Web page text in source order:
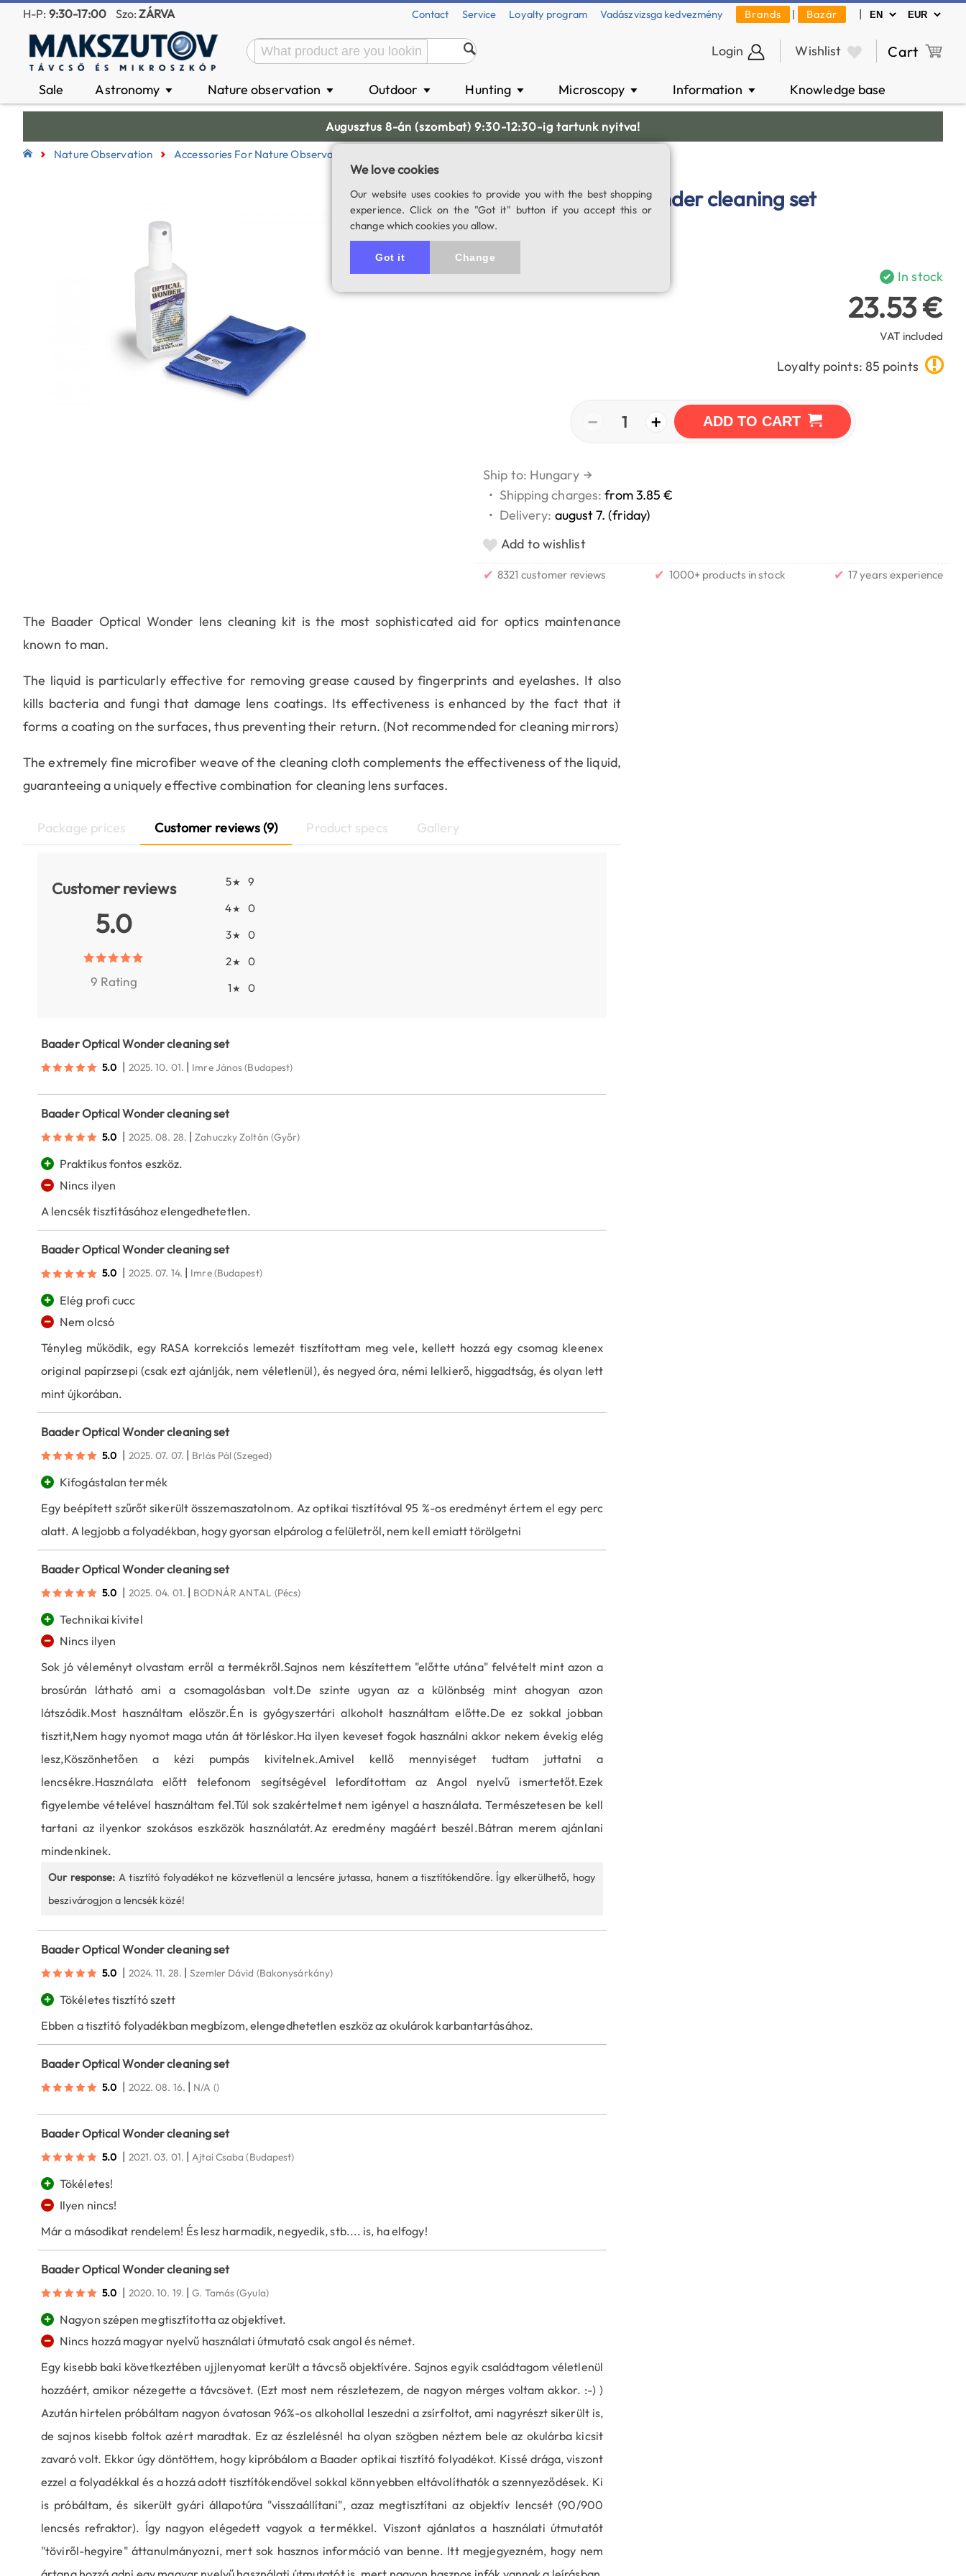
H-P: 9:30-17:00 Szo:ZÁRVA Contact Service Loyalty program Vadászvizsga kedvezmény Brands | Bazár |
Login Wishlist Cart
Sale Astronomy ▼ Nature observation ▼ Outdoor ▼ Hunting ▼ Microscopy ▼ Information ▼ Knowledge base
Augusztus 8-án (szombat) 9:30-12:30-ig tartunk nyitva!
Nature Observation Accessories For Nature Observation
Baader Optical Wonder cleaning set
SKU: 03163
In stock
23.53 €
VAT included
Loyalty points: 85 points
− 1 + ADD TO CART
Ship to: Hungary →
• Shipping charges:from 3.85 €
• Delivery: august 7. (friday)
Add to wishlist
✔ 8321 customer reviews ✔ 1000+ products in stock ✔ 17 years experience
The Baader Optical Wonder lens cleaning kit is the most sophisticated aid for optics maintenance
known to man.
The liquid is particularly effective for removing grease caused by fingerprints and eyelashes. It also
kills bacteria and fungi that damage lens coatings. Its effectiveness is enhanced by the fact that it
forms a coating on the surfaces, thus preventing their return. (Not recommended for cleaning mirrors)
The extremely fine microfiber weave of the cleaning cloth complements the effectiveness of the liquid,
guaranteeing a uniquely effective combination for cleaning lens surfaces.
Package prices Customer reviews (9) Product specs Gallery
Customer reviews
5.0
9 Rating
5★
9
4★
0
3★
0
2★
0
1★ 0
Baader Optical Wonder cleaning set
5.0 | 2025. 10. 01. | Imre János(Budapest)
Baader Optical Wonder cleaning set
5.0 | 2025. 08. 28. |Zahuczky Zoltán (Győr)
+ Praktikus fontos eszköz.
−
Nincs ilyen
A lencsék tisztításához elengedhetetlen.
Baader Optical Wonder cleaning set
5.0 | 2025. 07. 14. | Imre(Budapest)
+ Elég profi cucc
−
Nem olcsó
Tényleg működik, egy RASA korrekciós lemezét tisztítottam meg vele, kellett hozzá egy csomag kleenex
original papírzsepi (csak ezt ajánlják, nem véletlenül), és negyed óra, némi lelkierő, higgadtság, és olyan lett
mint újkorában.
Baader Optical Wonder cleaning set
5.0 | 2025. 07. 07. | Brlás Pál (Szeged)
+
Kifogástalan termék
Egy beépített szűrőt sikerült összemaszatolnom. Az optikai tisztítóval 95 %-os eredményt értem el egy perc
alatt. A legjobb a folyadékban, hogy gyorsan elpárolog a felületről, nem kell emiatt törölgetni
Baader Optical Wonder cleaning set
5.0 | 2025. 04. 01. | BODNÁR ANTAL (Pécs)
+ Technikai kívitel
−
Nincs ilyen
Sok jó véleményt olvastam erről a termékről.Sajnos nem készítettem "előtte utána" felvételt mint azon a
brosúrán látható ami a csomagolásban volt.De szinte ugyan az a különbség mint ahogyan azon
látszódik.Most használtam először.Én is gyógyszertári alkoholt használtam előtte.De ez sokkal jobban
tisztit,Nem hagy nyomot maga után át törléskor.Ha ilyen keveset fogok használni akkor nekem évekig elég
lesz,Köszönhetően a kézi pumpás kivitelnek.Amivel kellő mennyiséget tudtam juttatni a
lencsékre.Használata előtt telefonom segítségével lefordítottam az Angol nyelvű ismertetőt.Ezek
figyelembe vételével használtam fel.Túl sok szakértelmet nem igényel a használata. Természetesen be kell
tartani az ilyenkor szokásos eszközök használatát.Az eredmény magáért beszél.Bátran merem ajánlani
mindenkinek.
Our response: A tisztító folyadékot ne közvetlenül a lencsére jutassa, hanem a tisztítókendőre. Így elkerülhető, hogy
beszivárogjon a lencsék közé!
Baader Optical Wonder cleaning set
5.0 | 2024. 11. 28. |Szemler Dávid (Bakonysárkány)
+ Tökéletes tisztító szett
Ebben a tisztító folyadékban megbízom, elengedhetetlen eszköz az okulárok karbantartásához.
Baader Optical Wonder cleaning set
5.0 | 2022. 08. 16. | N/A ()
Baader Optical Wonder cleaning set
5.0 | 2021. 03. 01. |Ajtai Csaba (Budapest)
+ Tökéletes!
−
Ilyen nincs!
Már a másodikat rendelem! És lesz harmadik, negyedik, stb.... is, ha elfogy!
Baader Optical Wonder cleaning set
5.0 | 2020. 10. 19. |G. Tamás(Gyula)
+ Nagyon szépen megtisztította az objektívet.
−
Nincs hozzá magyar nyelvű használati útmutató csak angol és német.
Egy kisebb baki következtében ujjlenyomat került a távcső objektívére. Sajnos egyik családtagom véletlenül
hozzáért, amikor nézegette a távcsövet. (Ezt most nem részletezem, de nagyon mérges voltam akkor. :-) )
Azután hirtelen próbáltam nagyon óvatosan 96%-os alkohollal leszedni a zsírfoltot, ami nagyrészt sikerült is,
de sajnos kisebb foltok azért maradtak. Ez az észlelésnél ha olyan szögben néztem bele az okulárba kicsit
zavaró volt. Ekkor úgy döntöttem, hogy kipróbálom a Baader optikai tisztító folyadékot. Kissé drága, viszont
ezzel a folyadékkal és a hozzá adott tisztítókendővel sokkal könnyebben eltávolíthatók a szennyeződések. Ki
is próbáltam, és sikerült gyári állapotúra "visszaállítani", azaz megtisztítani az objektív lencsét (90/900
lencsés refraktor). Így nagyon elégedett vagyok a termékkel. Viszont ajánlatos a használati útmutatót
"töviről-hegyire" áttanulmányozni, mert sok hasznos információ van benne. Itt megjegyezném, hogy nem
We love cookies
Our website uses cookies to provide you with the best shopping
experience. Click on the "Got it" button if you accept this or
change which cookies you allow.
Got it Change